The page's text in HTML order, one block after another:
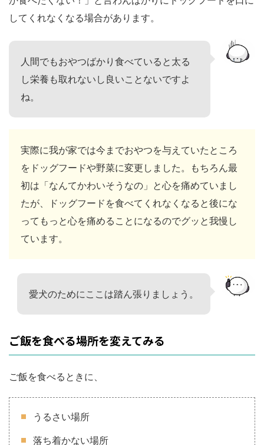
してくれなくなる場合があります。
人間でもおやつばかり食べていると太る
し栄養も取れないし良いことないですよ
ね。
実際に我が家では今までおやつを与えていたところ
をドッグフードや野菜に変更しました。もちろん最
初は「なんてかわいそうなの」と心を痛めていまし
たが、ドッグフードを食べてくれなくなると後にな
ってもっと心を痛めることになるのでグッと我慢し
ています。
愛犬のためにここは踏ん張りましょう。
ご飯を食べる場所を変えてみる
ご飯を食べるときに、
うるさい場所
落ち着かない場所